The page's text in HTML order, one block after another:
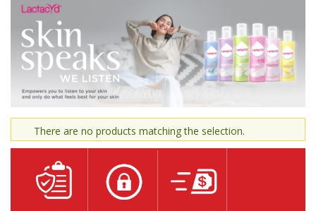
There are no products matching the selection.